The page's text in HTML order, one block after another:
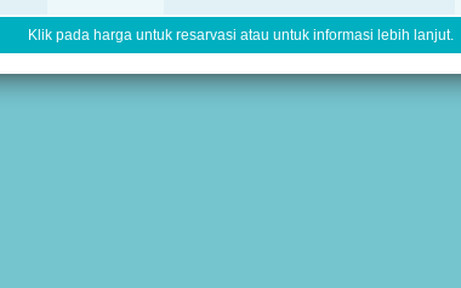
Klik pada harga untuk resarvasi atau untuk informasi lebih lanjut.